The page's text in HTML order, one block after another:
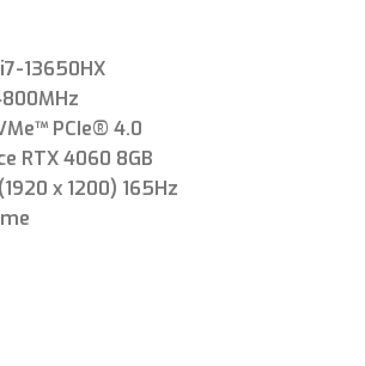
13650HX
PCIe® 4.0
RTX 4060 8GB
x 1200) 165Hz